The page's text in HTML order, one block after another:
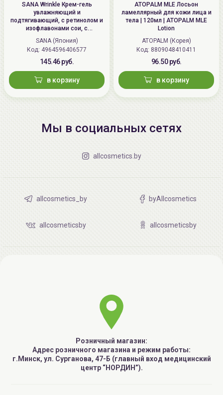
SANA Wrinkle Крем-гель
увлажняющий и
подтягивающий, с ретинолом и
изофлавонами сои, с
осветляющим эффектом | 100г |
Wrinkle Gel Cream (Whitening)
SANA (Япония)
Код: 4964596406577
145.46 руб.
в корзину
ATOPALM MLE Лосьон
ламеллярный для кожи лица и
тела | 120мл | ATOPALM MLE
Lotion
ATOPALM (Корея)
Код: 8809048410411
96.50 руб.
в корзину
Мы в социальных сетях
allcosmetics.by
allcosmetics_by byAllcosmetics
allcosmeticsby allcosmeticsby
Розничный магазин:
Адрес розничного магазина и режим работы:
г.Минск, ул. Сурганова, 47-Б (главный вход медицинский
центр “НОРДИН”).